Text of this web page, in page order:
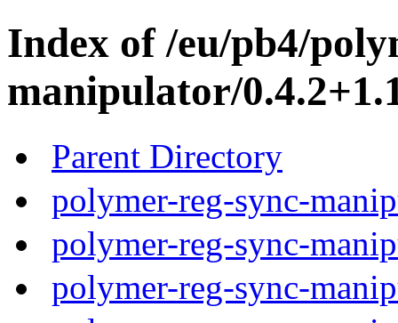
Index of /eu/pb4/
manipulator/
Parent Directory
polymer-reg-sync-
polymer-reg-sync-
polymer-reg-sync-